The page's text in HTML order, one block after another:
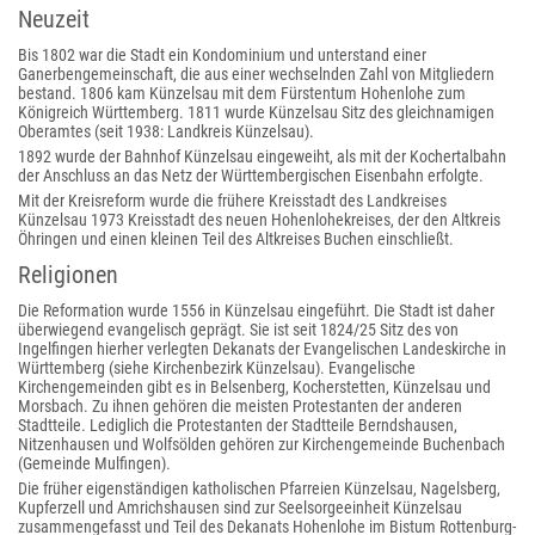
Neuzeit
Bis 1802 war die Stadt ein Kondominium und unterstand einer
Ganerbengemeinschaft, die aus einer wechselnden Zahl von Mitgliedern
bestand. 1806 kam Künzelsau mit dem Fürstentum Hohenlohe zum
Königreich Württemberg. 1811 wurde Künzelsau Sitz des gleichnamigen
Oberamtes (seit 1938: Landkreis Künzelsau).
1892 wurde der Bahnhof Künzelsau eingeweiht, als mit der Kochertalbahn
der Anschluss an das Netz der Württembergischen Eisenbahn erfolgte.
Mit der Kreisreform wurde die frühere Kreisstadt des Landkreises
Künzelsau 1973 Kreisstadt des neuen Hohenlohekreises, der den Altkreis
Öhringen und einen kleinen Teil des Altkreises Buchen einschließt.
Religionen
Die Reformation wurde 1556 in Künzelsau eingeführt. Die Stadt ist daher
überwiegend evangelisch geprägt. Sie ist seit 1824/25 Sitz des von
Ingelfingen hierher verlegten Dekanats der Evangelischen Landeskirche in
Württemberg (siehe Kirchenbezirk Künzelsau). Evangelische
Kirchengemeinden gibt es in Belsenberg, Kocherstetten, Künzelsau und
Morsbach. Zu ihnen gehören die meisten Protestanten der anderen
Stadtteile. Lediglich die Protestanten der Stadtteile Berndshausen,
Nitzenhausen und Wolfsölden gehören zur Kirchengemeinde Buchenbach
(Gemeinde Mulfingen).
Die früher eigenständigen katholischen Pfarreien Künzelsau, Nagelsberg,
Kupferzell und Amrichshausen sind zur Seelsorgeeinheit Künzelsau
zusammengefasst und Teil des Dekanats Hohenlohe im Bistum Rottenburg-